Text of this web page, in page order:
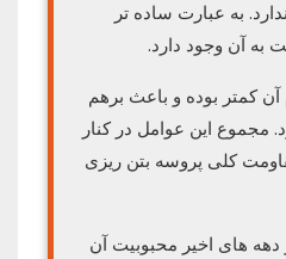
به عبارت ساده تر
به آن وجود دارد.
کمتر بوده و باعث برهم
مجموع این عوامل در کنار
کلی پروسه بتن ریزی
دهه های اخیر محبوبیت آن